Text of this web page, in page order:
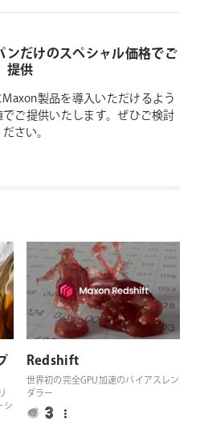
ンだけのスペシャル価格でご
提供
製品を導入いただけるよう
ご提供いたします。ぜひご検討
ださい。
シ
Redshift
世界初の完全GPU加速のバイアスレン
ダラー